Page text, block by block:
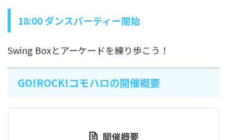
18:00 ダンスパーティー開始
Swing Boxとアーケードを練り歩こう！
GO!ROCK!コモハロの開催概要
開催概要